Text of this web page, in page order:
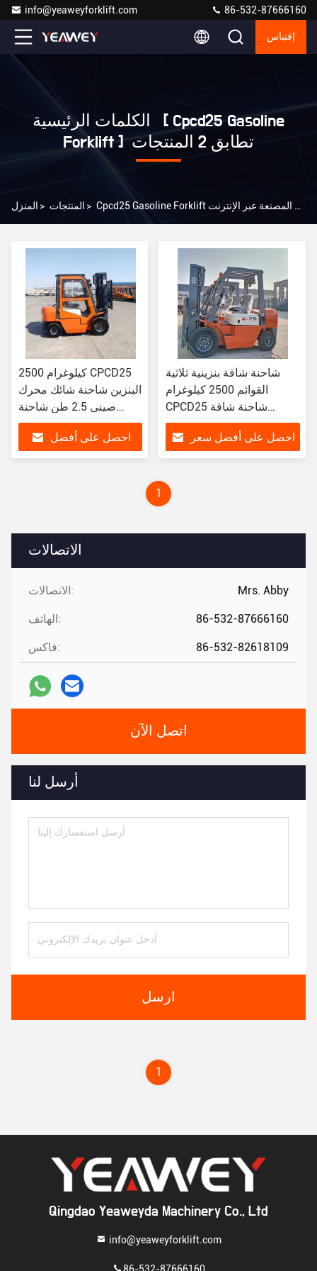
info@yeaweyforklift.com 86-532-87666160
إقتباس
الكلمات الرئيسية [ Cpcd25 Gasoline
Forklift ] تطابق 2 المنتجات
المنزل > المنتجات > Cpcd25 Gasoline Forklift الشركة المصنعة عبر الإنترنت
الاتصالات
الاتصالات: Mrs. Abby
الهاتف: 86-532-87666160
فاكس: 86-532-82618109
اتصل الآن
أرسل لنا
ارسل
2500 كيلوغرام CPCD25
البنزين شاحنة شائك محرك
صيني 2.5 طن شاحنة
شاقة مع كابينة
احصل على أفضل
شاحنة شاقة بنزينية ثلاثية
القوائم 2500 كيلوغرام
CPCD25 شاحنة شاقة
الموازنة
احصل على أفضل سعر
1
1
Qingdao Yeaweyda Machinery Co., Ltd
info@yeaweyforklift.com
86-532-87666160